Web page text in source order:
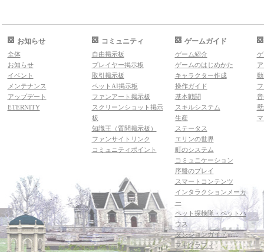
お知らせ
全体
お知らせ
イベント
メンテナンス
アップデート
ETERNITY
コミュニティ
自由掲示板
プレイヤー掲示板
取引掲示板
ペットAI掲示板
ファンアート掲示板
スクリーンショット掲示
板
知識王（質問掲示板）
ファンサイトリンク
コミュニティポイント
ゲームガイド
ゲーム紹介
ゲームのはじめかた
キャラクター作成
操作ガイド
基本戦闘
スキルシステム
生産
ステータス
エリンの世界
町のシステム
コミュニケーション
序盤のプレイ
スマートコンテンツ
インタラクションメーカ
ー
ペット探検隊・ペットハ
ウス
ダンジョンガイド
マギグラフィ